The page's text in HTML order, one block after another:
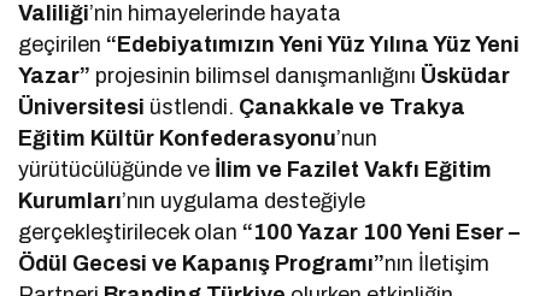
Valiliği’nin himayelerinde hayata
geçirilen “Edebiyatımızın Yeni Yüz Yılına Yüz Yeni
Yazar” projesinin bilimsel danışmanlığını Üsküdar
Üniversitesi üstlendi. Çanakkale ve Trakya
Eğitim Kültür Konfederasyonu’nun
yürütücülüğünde ve İlim ve Fazilet Vakfı Eğitim
Kurumları’nın uygulama desteğiyle
gerçekleştirilecek olan “100 Yazar 100 Yeni Eser –
Ödül Gecesi ve Kapanış Programı”nın İletişim